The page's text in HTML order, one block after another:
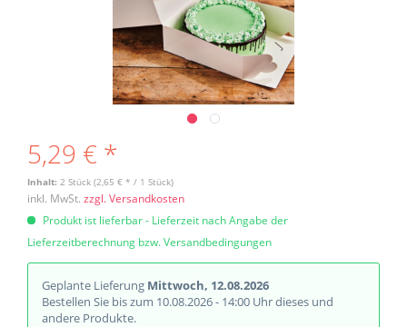
5,29 € *
Inhalt: 2 Stück (2,65 € * / 1 Stück)
inkl. MwSt. zzgl. Versandkosten
Produkt ist lieferbar - Lieferzeit nach Angabe der
Lieferzeitberechnung bzw. Versandbedingungen
Geplante Lieferung Mittwoch, 12.08.2026
Bestellen Sie bis zum 10.08.2026 - 14:00 Uhr dieses und
andere Produkte.